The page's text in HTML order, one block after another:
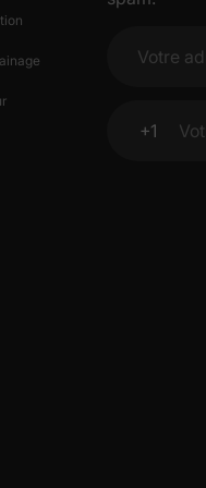
Votre
+1
Votre
de
de